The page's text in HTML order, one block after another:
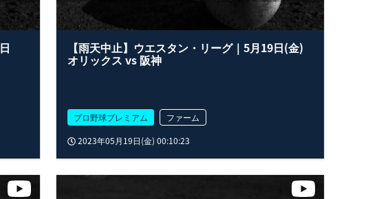
【雨天中止】ウエスタン・リーグ｜5月19日(金)
オリックス vs 阪神
プロ野球プレミアム
ファーム
2023年05月19日(金) 00:10:23